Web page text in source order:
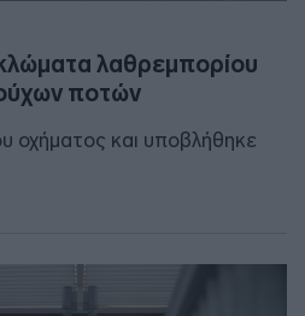
λαθρεμπορίου
ποτών
οχήματος και υποβλήθηκε